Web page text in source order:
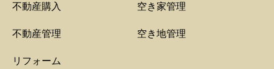
不動産購入
不動産管理
リフォーム
空き家管理
空き地管理